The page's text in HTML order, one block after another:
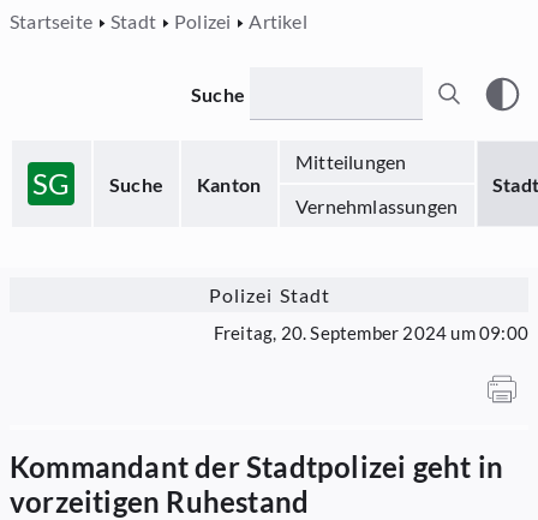
Startseite Stadt Polizei Artikel
SG Suche Kanton
Mitteilungen
Stadt
Vernehmlassungen
Suche
Polizei Stadt
Freitag, 20. September 2024 um 09:00
Kommandant der Stadtpolizei geht in
vorzeitigen Ruhestand